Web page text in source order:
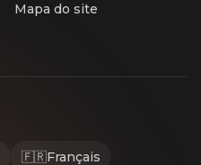
Mapa do site
🇫🇷Français